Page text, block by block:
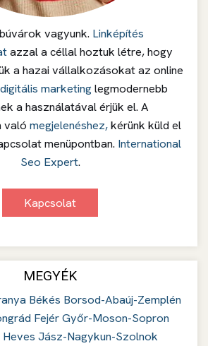
vagyunk. Linképítés
azzal a céllal hoztuk létre, hogy
a hazai vállalkozásokat az online
marketinglegmodernebb
a használatával érjük el. A
való megjelenéshez,kérünk küld el
menüpontban. International
Seo Expert.
Kapcsolat
MEGYÉK
Békés Borsod-Abaúj-Zemplén
FejérGyőr-Moson-Sopron
Heves Jász-Nagykun-Szolnok